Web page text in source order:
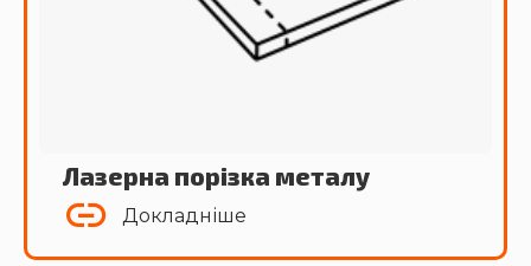
Лазерна порізка металу
Докладніше